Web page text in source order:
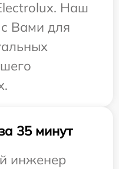
Наш
Вами для
35 минут
инженер